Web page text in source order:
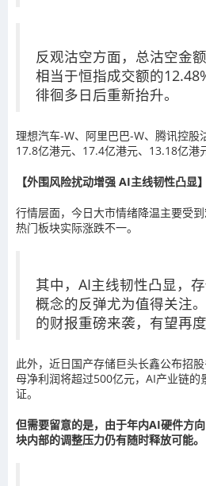
反观沽空方面，总沽空金
相当于恒指成交额的
徘徊多日后重新抬升。
理想汽车-W、阿里巴巴-W、腾讯控股
17.8亿港元、17.4亿港元、13.18亿港
【外围风险扰动增强 AI主线韧性凸显】
行情层面，今日大市情绪降温主要受
热门板块实际涨跌不一。
其中，AI主线韧性凸显，
概念的反弹尤为值得关注
的财报重磅来袭，有望再
此外，近日国产存储巨头长鑫公布招
母净利润将超过500亿元，AI产业链的
证。
但需要留意的是，由于年内AI硬件方
块内部的调整压力仍有随时释放可能。